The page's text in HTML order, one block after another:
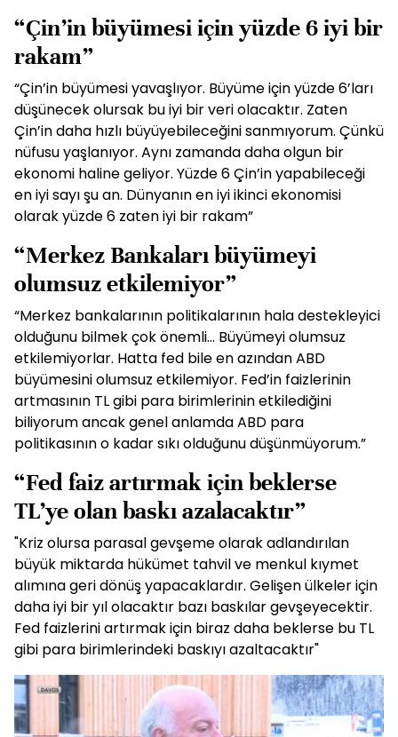
“Çin’in büyümesi için yüzde 6 iyi bir
rakam”
“Çin’in büyümesi yavaşlıyor. Büyüme için yüzde 6’ları
düşünecek olursak bu iyi bir veri olacaktır. Zaten
Çin’in daha hızlı büyüyebileceğini sanmıyorum. Çünkü
nüfusu yaşlanıyor. Aynı zamanda daha olgun bir
ekonomi haline geliyor. Yüzde 6 Çin’in yapabileceği
en iyi sayı şu an. Dünyanın en iyi ikinci ekonomisi
olarak yüzde 6 zaten iyi bir rakam”
“Merkez Bankaları büyümeyi
olumsuz etkilemiyor”
“Merkez bankalarının politikalarının hala destekleyici
olduğunu bilmek çok önemli… Büyümeyi olumsuz
etkilemiyorlar. Hatta fed bile en azından ABD
büyümesini olumsuz etkilemiyor. Fed’in faizlerinin
artmasının TL gibi para birimlerinin etkilediğini
biliyorum ancak genel anlamda ABD para
politikasının o kadar sıkı olduğunu düşünmüyorum.”
“Fed faiz artırmak için beklerse
TL’ye olan baskı azalacaktır”
"Kriz olursa parasal gevşeme olarak adlandırılan
büyük miktarda hükümet tahvil ve menkul kıymet
alımına geri dönüş yapacaklardır. Gelişen ülkeler için
daha iyi bir yıl olacaktır bazı baskılar gevşeyecektir.
Fed faizlerini artırmak için biraz daha beklerse bu TL
gibi para birimlerindeki baskıyı azaltacaktır"